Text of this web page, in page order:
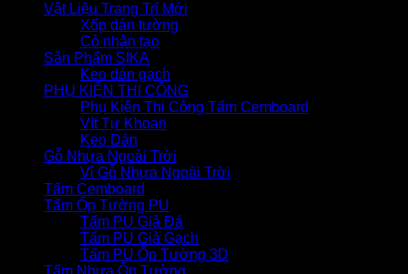
Vật Liệu Trang Trí Mới
Xốp dán tường
Cỏ nhân tạo
Sản Phẩm SIKA
Keo dán gạch
PHỤ KIỆN THI CÔNG
Phụ Kiện Thi Công Tấm Cemboard
Vít Tự Khoan
Keo Dán
Gỗ Nhựa Ngoài Trời
Vỉ Gỗ Nhựa Ngoài Trời
Tấm Cemboard
Tấm Ốp Tường PU
Tấm PU Giả Đá
Tấm PU Giả Gạch
Tấm PU Ốp Tường 3D
Tấm Nhựa Ốp Tường